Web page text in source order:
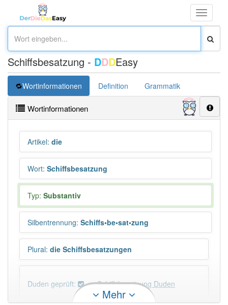
Toggle
Schiffsbesatzung - DDDEasy
Wortinformationen Definition Grammatik
Wortinformationen
Artikel: die
Wort: Schiffsbesatzung
Typ: Substantiv
Silbentrennung: Schiffs•be•sat•zung
Plural: die Schiffsbesatzungen
Duden geprüft: Schiffsbesatzung Duden
Mehr